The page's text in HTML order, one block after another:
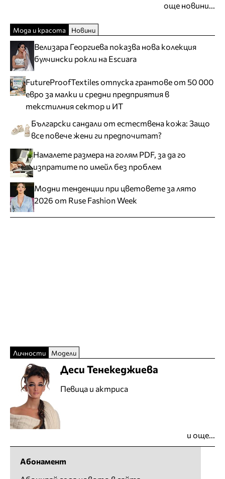
още новини...
Мода и красота Новини
Велизара Георгиева показва нова колекция
булчински рокли на Escuara
FutureProofTextiles отпуска грантове от 50 000
евро за малки и средни предприятия в
текстилния сектор и ИТ
Български сандали от естествена кожа: Защо
все повече жени ги предпочитат?
Намалете размера на голям PDF, за да го
изпратите по имейл без проблем
Модни тенденции при цветовете за лято
2026 от Ruse Fashion Week
Личности Модели
Деси Тенекеджиева
Певица и актриса
и още...
Абонамент